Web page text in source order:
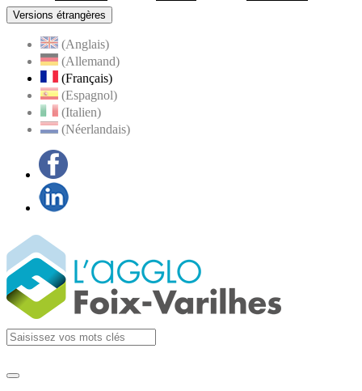
Versions étrangères
(Anglais)
(Allemand)
(Français)
(Espagnol)
(Italien)
(Néerlandais)
Agglo Foix-Varilhes